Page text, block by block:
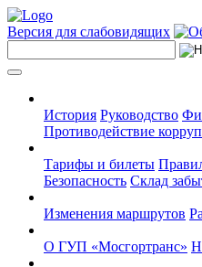
Версия для слабовидящих
История Руководство
Противодействие
Тарифы и билеты
Безопасность Склад
Изменения маршрутов
О ГУП «Мосгортранс»